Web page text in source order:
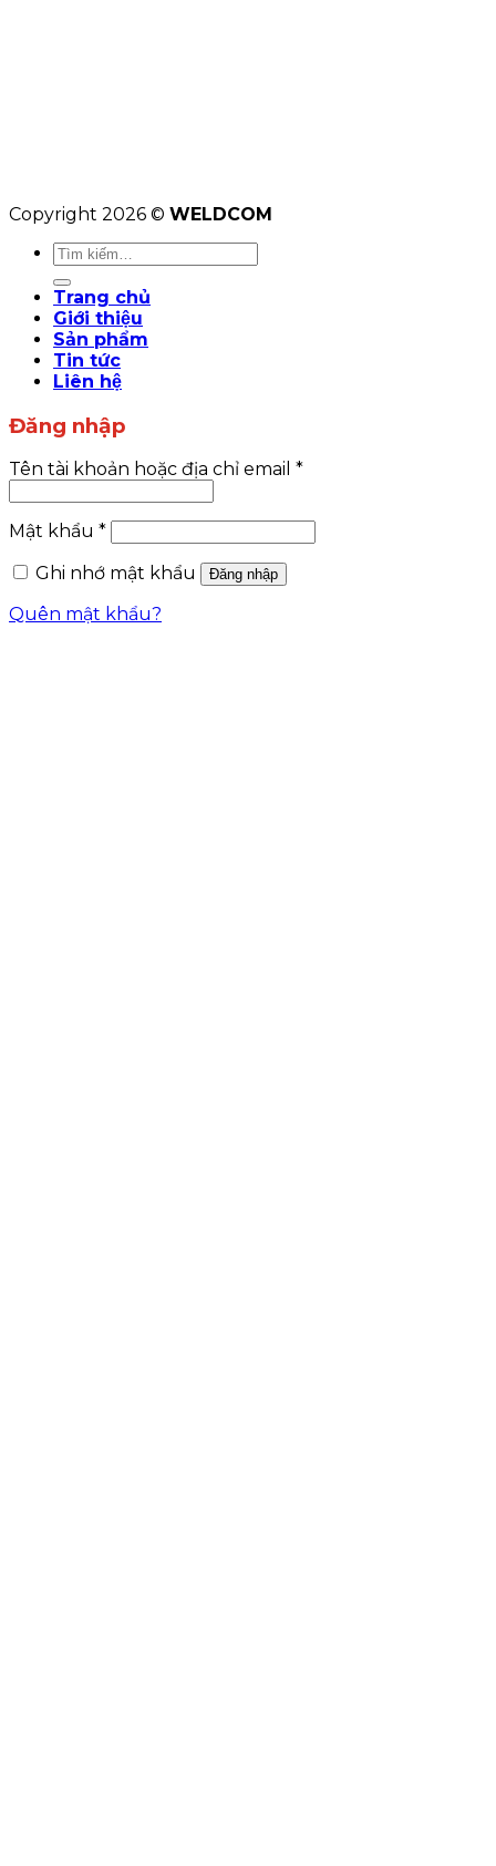
Copyright 2026 © WELDCOM
Tìm
kiếm:
Trang chủ
Giới thiệu
Sản phẩm
Tin tức
Liên hệ
Đăng nhập
Tên tài khoản hoặc địa chỉ email *
Mật khẩu *
Ghi nhớ mật khẩu
Đăng nhập
Quên mật khẩu?